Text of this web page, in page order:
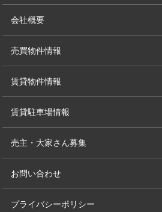
会社概要
売買物件情報
賃貸物件情報
賃貸駐車場情報
売主・大家さん募集
お問い合わせ
プライバシーポリシー